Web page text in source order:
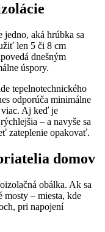
aká hrúbka sa
len 5 či 8 cm
dnešným
úspory.
tepelnotechnického
odporúča minimálne
viac. Aj keď je
– a navyše sa
zateplenie opakovať.
domov
obálka. Ak sa
mosty – miesta, kde
pri napojení